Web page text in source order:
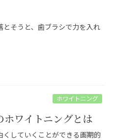
そうと、歯ブラシで力を入れ
ホワイトニング
ワイトニングとは
していくことができる画期的